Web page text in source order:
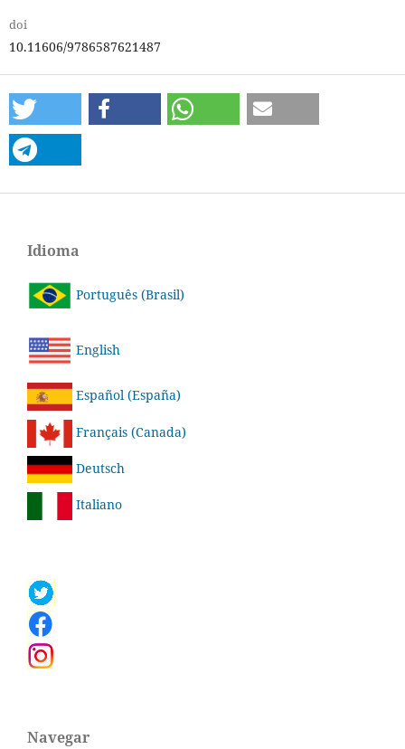
doi
10.11606/9786587621487
Idioma
Português (Brasil)
English
Español (España)
Français (Canada)
Deutsch
Italiano
Navegar